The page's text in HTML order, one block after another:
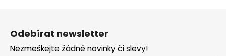
Z
Odebírat newsletter
Nezmeškejte žádné novinky či slevy!